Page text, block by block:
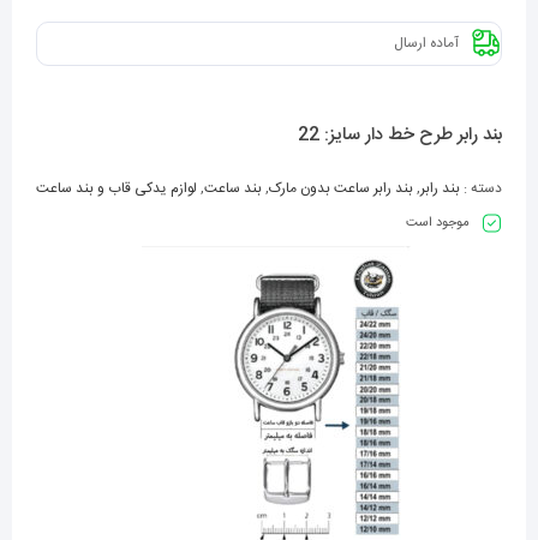
آماده ارسال
بند رابر طرح خط دار سایز: 22
دسته : بند رابر,بند رابر ساعت بدون مارک,بند ساعت, لوازم یدکی قاب و بند ساعت
موجود است